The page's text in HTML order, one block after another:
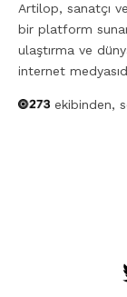
Artilop, sanatçı
bir platform
ulaştırma ve
internet
ekibinden,